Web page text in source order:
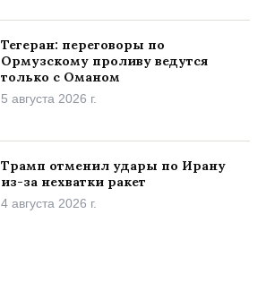
Тегеран: переговоры по
Ормузскому проливу ведутся
только с Оманом
5 августа 2026 г.
Трамп отменил удары по Ирану
из-за нехватки ракет
4 августа 2026 г.